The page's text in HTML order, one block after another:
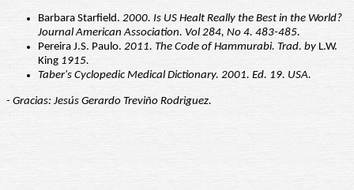
Barbara Starfield. 2000. Is US Healt Really the Best in the World?
Journal American Association. Vol 284, No 4. 483-485.
Pereira J.S. Paulo. 2011. The Code of Hammurabi. Trad. by L.W.
King 1915.
Taber's Cyclopedic Medical Dictionary. 2001. Ed. 19. USA.
- Gracias: Jesús Gerardo Treviño Rodriguez.